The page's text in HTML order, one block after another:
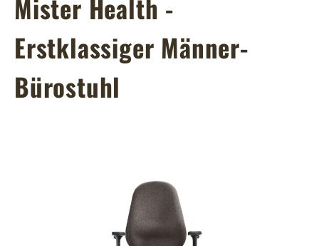
Mister Health -
Erstklassiger Männer-
Bürostuhl
Bildergalerie überspringen